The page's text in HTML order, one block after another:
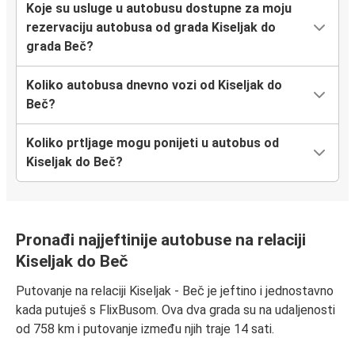
Koje su usluge u autobusu dostupne za moju
rezervaciju autobusa od grada Kiseljak do
grada Beč?
Koliko autobusa dnevno vozi od Kiseljak do
Beč?
Koliko prtljage mogu ponijeti u autobus od
Kiseljak do Beč?
Pronađi najjeftinije autobuse na relaciji
Kiseljak do Beč
Putovanje na relaciji Kiseljak - Beč je jeftino i jednostavno
kada putuješ s FlixBusom. Ova dva grada su na udaljenosti
od 758 km i putovanje između njih traje 14 sati.